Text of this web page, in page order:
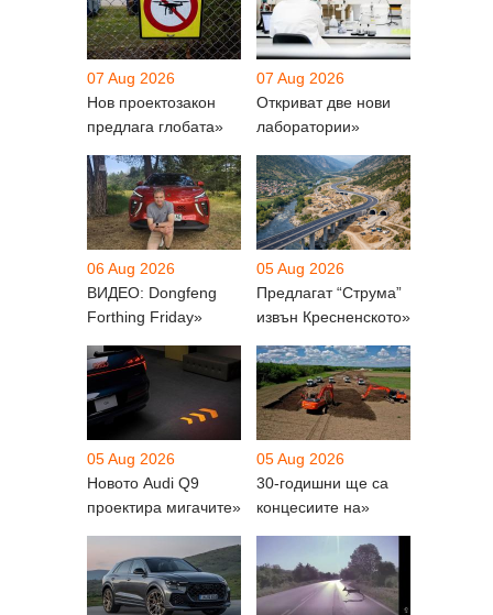
07 Aug 2026
Нов проектозакон
предлага глобата»
07 Aug 2026
Откриват две нови
лаборатории»
06 Aug 2026
ВИДЕО: Dongfeng
Forthing Friday»
05 Aug 2026
Предлагат “Струма”
извън Кресненското»
05 Aug 2026
Новото Audi Q9
проектира мигачите»
05 Aug 2026
30-годишни ще са
концесиите на»